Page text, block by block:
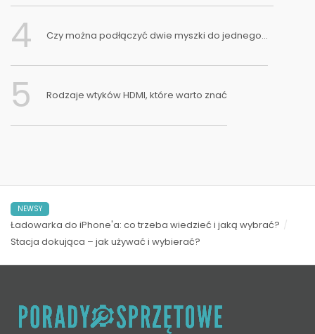
4 Czy można podłączyć dwie myszki do jednego...
5 Rodzaje wtyków HDMI, które warto znać
NEWSY
Ładowarka do iPhone'a: co trzeba wiedzieć i jaką wybrać?
Stacja dokująca – jak używać i wybierać?